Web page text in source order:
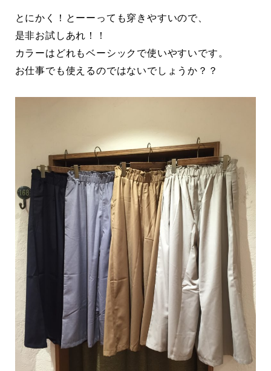
とにかく！とーーっても穿きやすいので、
是非お試しあれ！！
カラーはどれもベーシックで使いやすいです。
お仕事でも使えるのではないでしょうか？？